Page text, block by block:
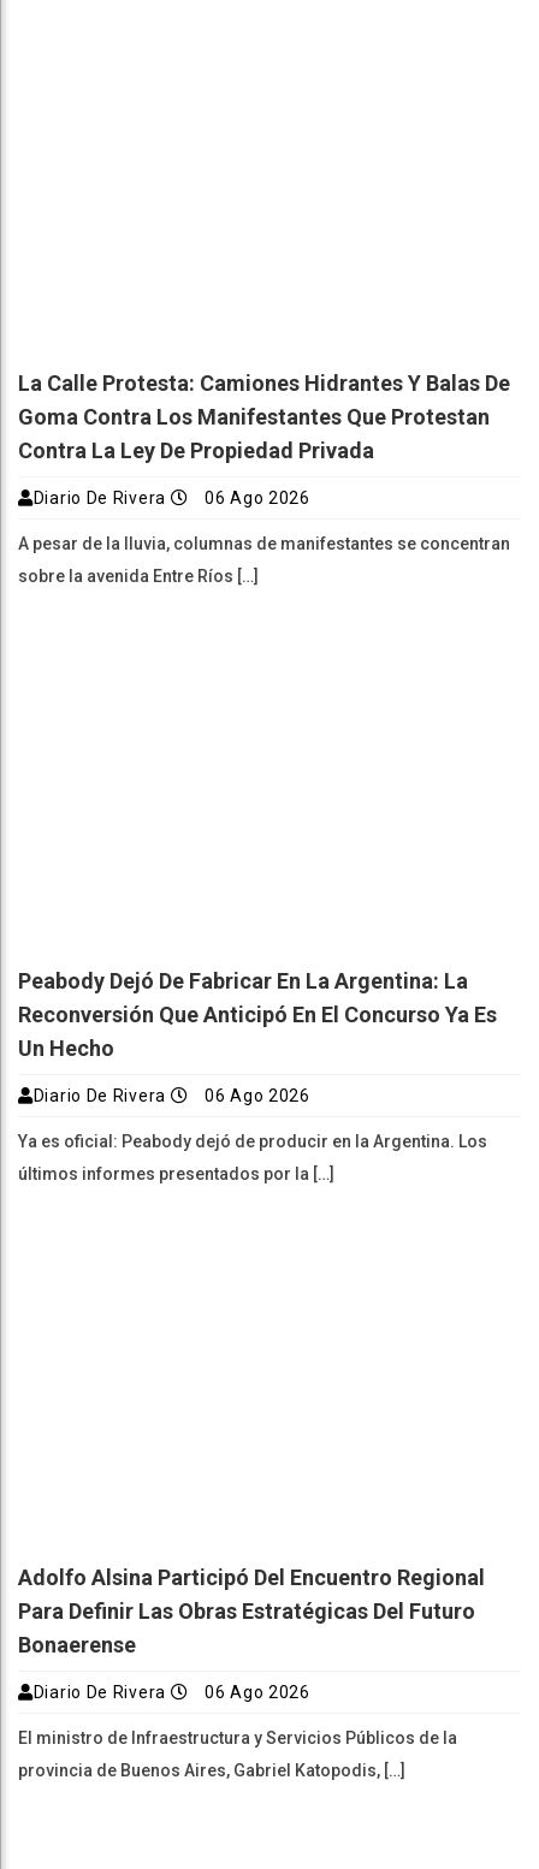
La Calle Protesta: Camiones Hidrantes Y Balas De
Goma Contra Los Manifestantes Que Protestan
Contra La Ley De Propiedad Privada
Diario De Rivera 06 Ago 2026
A pesar de la lluvia, columnas de manifestantes se concentran
sobre la avenida Entre Ríos […]
Peabody Dejó De Fabricar En La Argentina: La
Reconversión Que Anticipó En El Concurso Ya Es
Un Hecho
Diario De Rivera 06 Ago 2026
Ya es oficial: Peabody dejó de producir en la Argentina. Los
últimos informes presentados por la […]
Adolfo Alsina Participó Del Encuentro Regional
Para Definir Las Obras Estratégicas Del Futuro
Bonaerense
Diario De Rivera 06 Ago 2026
El ministro de Infraestructura y Servicios Públicos de la
provincia de Buenos Aires, Gabriel Katopodis, […]